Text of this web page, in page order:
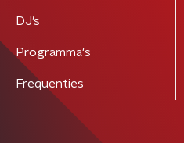
DJ’s
Programma's
Frequenties